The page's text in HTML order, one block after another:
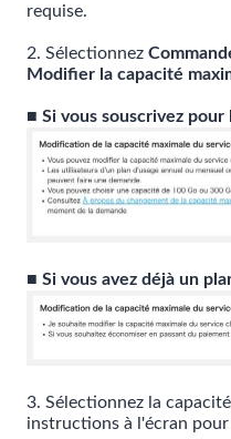
requise.
2. Sélectionnez
Modifier la capacité
■ Si vous souscrivez
■ Si vous avez déjà un
3. Sélectionnez la
instructions à l'écran pour